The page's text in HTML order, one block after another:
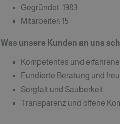
Gegründet: 1983
Mitarbeiter: 15
Was unsere Kunden an uns
Kompetentes und
Fundierte Beratung und
Sorgfalt und Sauberkeit
Transparenz und offene